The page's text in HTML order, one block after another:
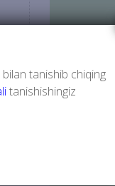
bilan tanishib chiqing
tanishishingiz